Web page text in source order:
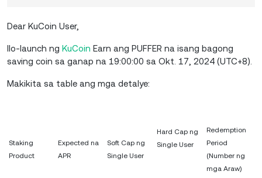
Dear KuCoin User,
Ilo-launch ng KuCoin Earn ang PUFFER na isang bagong
saving coin sa ganap na 19:00:00 sa Okt. 17, 2024 (UTC+8).
Makikita sa table ang mga detalye:
Staking
Product
Expected na
APR
Soft Cap ng
Single User
Hard Cap ng
Single User
Redemption
Period
(Number ng
mga Araw)